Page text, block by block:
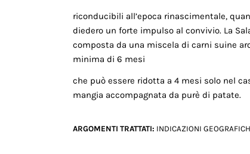
riconducibili all’epoca rinascimentale,
diedero un forte impulso al convivio. La
composta da una miscela di carni suine
minima di 6 mesi
che può essere ridotta a 4 mesi solo nel
mangia accompagnata da purè di patate.
ARGOMENTI TRATTATI: INDICAZIONI